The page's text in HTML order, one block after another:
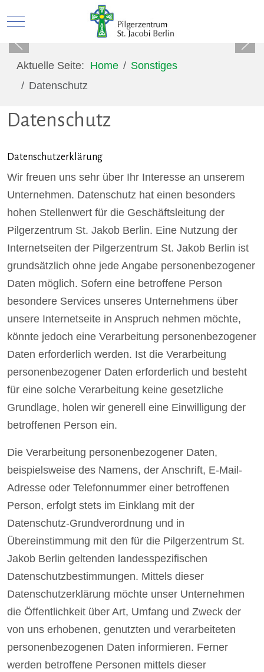
Mobile Menu Toggle
Aktuelle Seite: Home
Sonstiges
Datenschutz
Datenschutz
Datenschutzerklärung
Wir freuen uns sehr über Ihr Interesse an unserem
Unternehmen. Datenschutz hat einen besonders
hohen Stellenwert für die Geschäftsleitung der
Pilgerzentrum St. Jakob Berlin. Eine Nutzung der
Internetseiten der Pilgerzentrum St. Jakob Berlin ist
grundsätzlich ohne jede Angabe personenbezogener
Daten möglich. Sofern eine betroffene Person
besondere Services unseres Unternehmens über
unsere Internetseite in Anspruch nehmen möchte,
könnte jedoch eine Verarbeitung personenbezogener
Daten erforderlich werden. Ist die Verarbeitung
personenbezogener Daten erforderlich und besteht
für eine solche Verarbeitung keine gesetzliche
Grundlage, holen wir generell eine Einwilligung der
betroffenen Person ein.
Die Verarbeitung personenbezogener Daten,
beispielsweise des Namens, der Anschrift, E-Mail-
Adresse oder Telefonnummer einer betroffenen
Person, erfolgt stets im Einklang mit der
Datenschutz-Grundverordnung und in
Übereinstimmung mit den für die Pilgerzentrum St.
Jakob Berlin geltenden landesspezifischen
Datenschutzbestimmungen. Mittels dieser
Datenschutzerklärung möchte unser Unternehmen
die Öffentlichkeit über Art, Umfang und Zweck der
von uns erhobenen, genutzten und verarbeiteten
personenbezogenen Daten informieren. Ferner
werden betroffene Personen mittels dieser